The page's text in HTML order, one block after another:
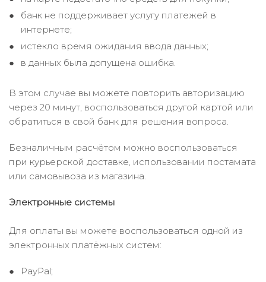
банк не поддерживает услугу платежей в
интернете;
истекло время ожидания ввода данных;
в данных была допущена ошибка.
В этом случае вы можете повторить авторизацию
через 20 минут, воспользоваться другой картой или
обратиться в свой банк для решения вопроса.
Безналичным расчётом можно воспользоваться
при курьерской доставке, использовании постамата
или самовывоза из магазина.
Электронные системы
Для оплаты вы можете воспользоваться одной из
электронных платёжных систем:
PayPal;